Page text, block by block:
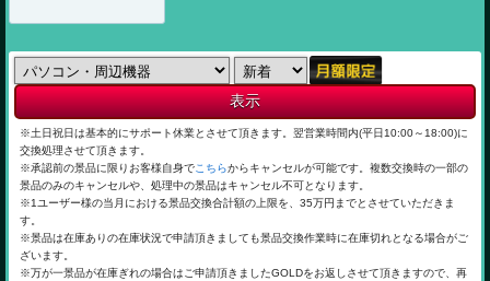
※土日祝日は基本的にサポート休業とさせて頂きます。翌営業時間内(平日10:00～18:00)に
交換処理させて頂きます。
※承認前の景品に限りお客様自身でこちらからキャンセルが可能です。複数交換時の一部の
景品のみのキャンセルや、処理中の景品はキャンセル不可となります。
※1ユーザー様の当月における景品交換合計額の上限を、35万円までとさせていただきま
す。
※景品は在庫ありの在庫状況で申請頂きましても景品交換作業時に在庫切れとなる場合がご
ざいます。
※万が一景品が在庫ぎれの場合はご申請頂きましたGOLDをお返しさせて頂きますので、再